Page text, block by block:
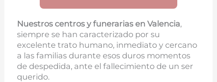
Nuestros centros y funerarias en Valencia,
siempre se han caracterizado por su
excelente trato humano, inmediato y cercano
a las familias durante esos duros momentos
de despedida, ante el fallecimiento de un ser
querido.